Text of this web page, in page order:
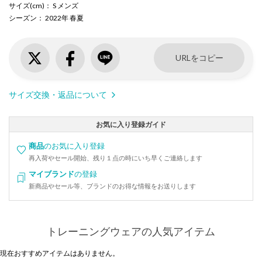
サイズ(cm) ： S メンズ
シーズン ： 2022年 春夏
URLをコピー
サイズ交換・返品について
お気に入り登録ガイド
商品のお気に入り登録
再入荷やセール開始、残り１点の時にいち早くご連絡します
マイブランドの登録
新商品やセール等、ブランドのお得な情報をお送りします
トレーニングウェアの人気アイテム
現在おすすめアイテムはありません。